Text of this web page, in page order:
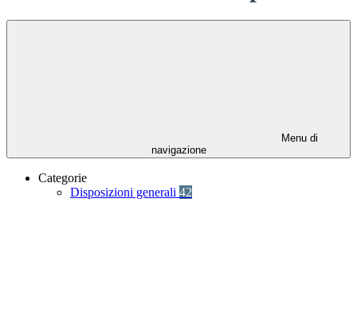
Menu di
navigazione
Categorie
Disposizioni generali 42